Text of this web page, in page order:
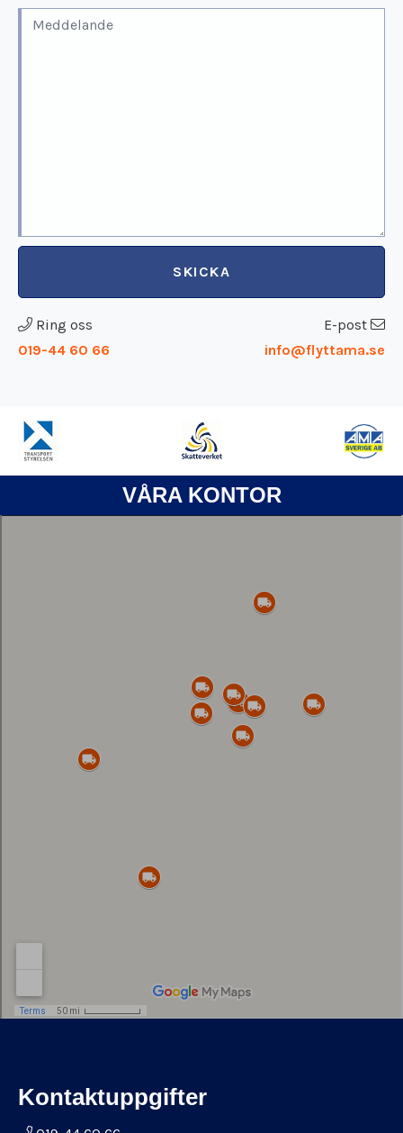
SKICKA
Ring oss
019-44 60 66
E-post
info@flyttama.se
VÅRA KONTOR
Kontaktuppgifter